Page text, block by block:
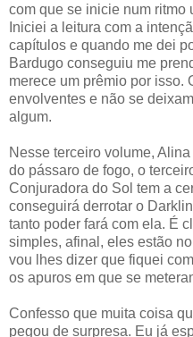
com que se inicie num ritmo
Iniciei a leitura com a
capítulos e quando me dei
Bardugo conseguiu me
merece um prêmio por isso.
envolventes e não se
algum.
Nesse terceiro volume,
do pássaro de fogo, o
Conjuradora do Sol tem a
conseguirá derrotar o
tanto poder fará com ela. É
simples, afinal, eles estão
vou lhes dizer que fiquei
os apuros em que se
Confesso que muita coisa
pegou de surpresa. Eu já